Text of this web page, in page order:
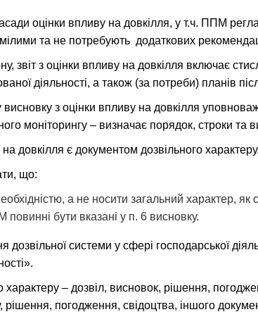
оцінки впливу на довкілля, у т.ч. ППМ
та не потребують додаткових
звіт з оцінки впливу на довкілля включає
діяльності, а також (за потреби) планів
з оцінки впливу на довкілля
моніторингу – визначає порядок, строки та
довкілля є документом дозвільного характеру.
що:
а не носити загальний характер, як
бути вказані у п. 6 висновку.
дозвільної системи у сфері господарської
характеру – дозвіл, висновок, рішення,
рішення, погодження, свідоцтва, іншого